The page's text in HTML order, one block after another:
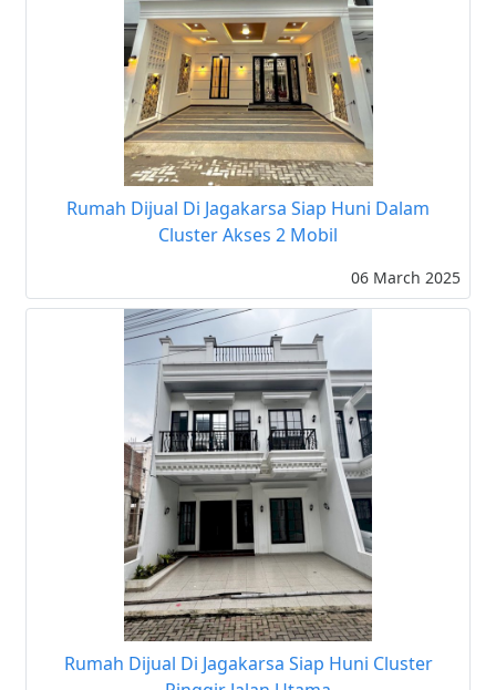
Rumah Dijual Di Jagakarsa Siap Huni Dalam
Cluster Akses 2 Mobil
06 March 2025
Rumah Dijual Di Jagakarsa Siap Huni Cluster